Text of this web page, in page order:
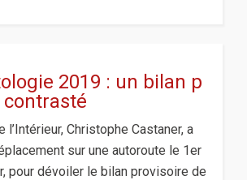
2019 : un bilan p
l’Intérieur, Christophe Castaner, a
sur une autoroute le 1er
pour dévoiler le bilan provisoire de